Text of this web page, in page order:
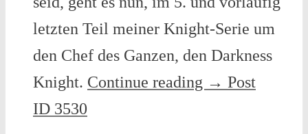
letzten Teil meiner Knight-Serie um
den Chef des Ganzen, den Darkness
Knight. Continue reading → Post
ID 3530